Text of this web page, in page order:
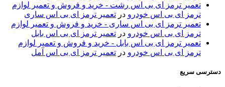
تعمیر ترمز ای بی اس رشت - خرید و فروش و تعمیر لوازم
ترمز ای بی اس خودرو در تعمیر ترمز ای بی اس ساری
تعمیر ترمز ای بی اس ساری - خرید و فروش و تعمیر لوازم
ترمز ای بی اس خودرو در تعمیر ترمز ای بی اس بابل
تعمیر ترمز ای بی اس بابل - خرید و فروش و تعمیر لوازم
ترمز ای بی اس خودرو در تعمیر ترمز ای بی اس آمل
دسترسی سریع